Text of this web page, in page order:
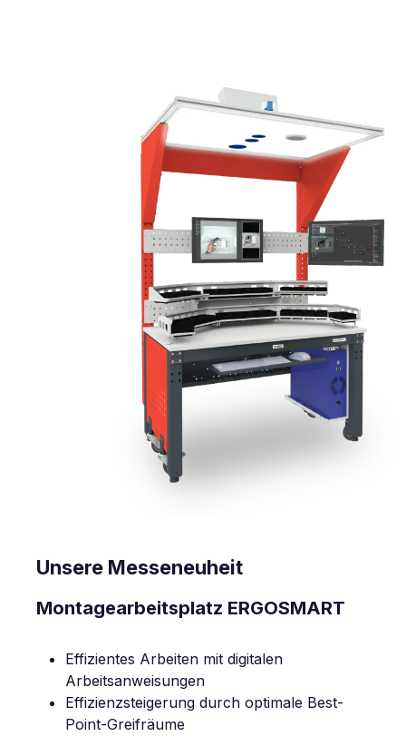
Unsere Messeneuheit
Montagearbeitsplatz ERGOSMART
Effizientes Arbeiten mit digitalen
Arbeitsanweisungen
Effizienzsteigerung durch optimale Best-
Point-Greifräume